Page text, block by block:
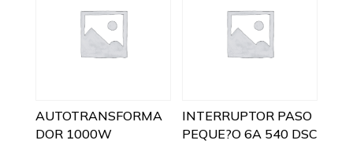
AUTOTRANSFORMA
DOR 1000W
INTERRUPTOR PASO
PEQUE?O 6A 540 DSC